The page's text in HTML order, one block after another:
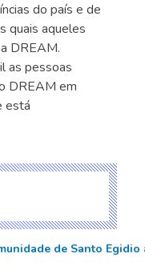
do país e de
quais aqueles
DREAM.
as pessoas
DREAM em
está
de Santo